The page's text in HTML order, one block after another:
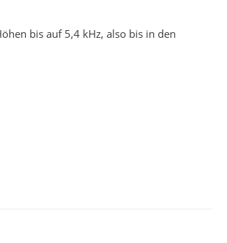
bis auf 5,4 kHz, also bis in den